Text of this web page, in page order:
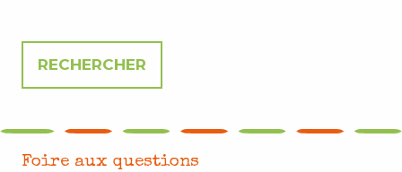
Foire aux questions